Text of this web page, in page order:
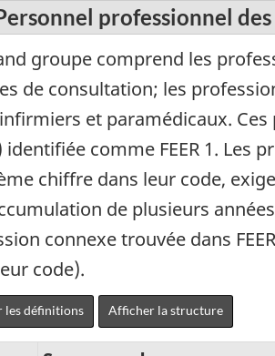
professionnel
groupe comprend les
de consultation; les
et paramédicaux.
identifiée comme FEER 1.
chiffre dans leur code,
de plusieurs
connexe trouvée dans
code).
les définitions Afficher la structure